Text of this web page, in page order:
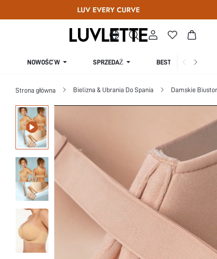
NOWOŚĆ W SPRZEDAŻ BESTSELLERY
Strona główna Bielizna & Ubrania Do Spania Damskie